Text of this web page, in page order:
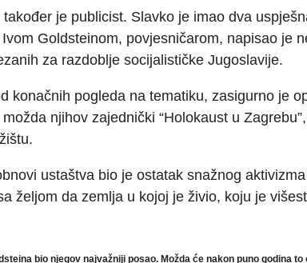
je publicist. Slavko je imao dva
Goldsteinom, povjesničarom, napisao je
za razdoblje socijalističke Jugoslavije.
konačnih pogleda na tematiku, zasigurno je
njihov zajednički “Holokaust u
ustaštva bio je ostatak snažnog
željom da zemlja u kojoj je živio, koju je
bio njegov najvažniji posao. Možda će nakon puno godina to